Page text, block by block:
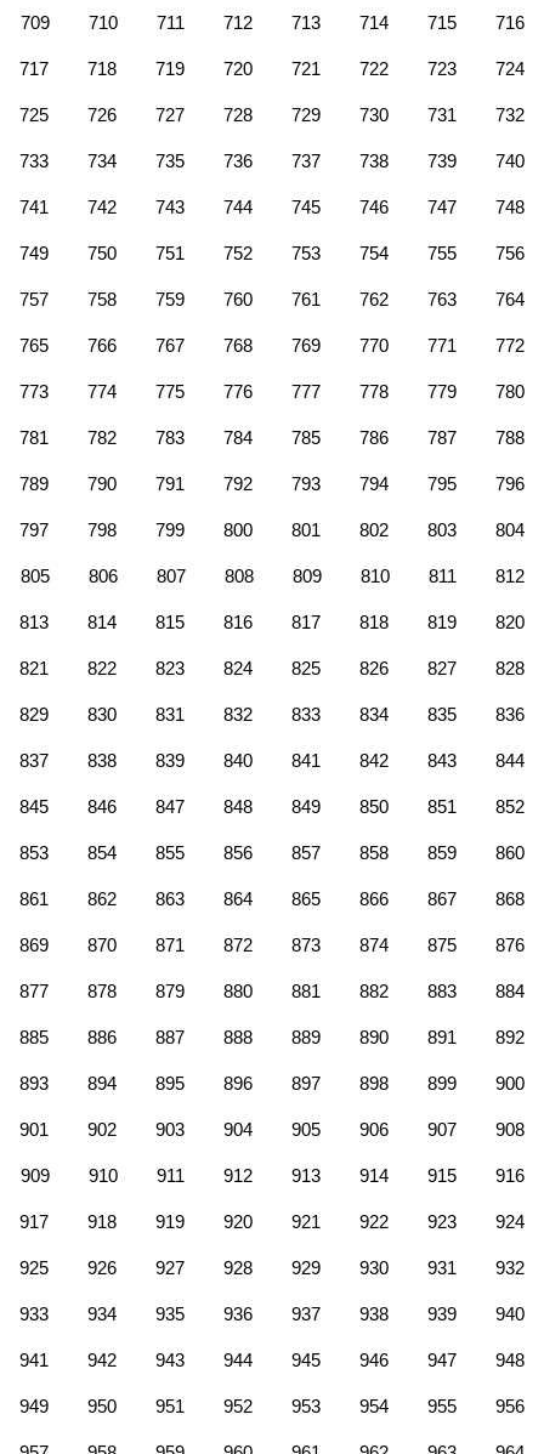
709 710 711 712 713 714 715 716
717 718 719 720 721 722 723 724
725 726 727 728 729 730 731 732
733 734 735 736 737 738 739 740
741 742 743 744 745 746 747 748
749 750 751 752 753 754 755 756
757 758 759 760 761 762 763 764
765 766 767 768 769 770 771 772
773 774 775 776 777 778 779 780
781 782 783 784 785 786 787 788
789 790 791 792 793 794 795 796
797 798 799 800 801 802 803 804
805 806 807 808 809 810 811 812
813 814 815 816 817 818 819 820
821 822 823 824 825 826 827 828
829 830 831 832 833 834 835 836
837 838 839 840 841 842 843 844
845 846 847 848 849 850 851 852
853 854 855 856 857 858 859 860
861 862 863 864 865 866 867 868
869 870 871 872 873 874 875 876
877 878 879 880 881 882 883 884
885 886 887 888 889 890 891 892
893 894 895 896 897 898 899 900
901 902 903 904 905 906 907 908
909 910 911 912 913 914 915 916
917 918 919 920 921 922 923 924
925 926 927 928 929 930 931 932
933 934 935 936 937 938 939 940
941 942 943 944 945 946 947 948
949 950 951 952 953 954 955 956